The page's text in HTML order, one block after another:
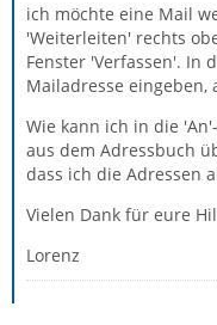
ich möchte eine Mail
'Weiterleiten' rechts
Fenster 'Verfassen'. In
Mailadresse
Wie kann ich in die
aus dem Adressbuch
dass ich die Adressen
Vielen Dank für eure
Lorenz